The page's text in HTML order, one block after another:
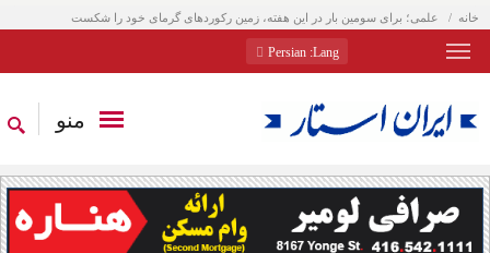
خانه علمی؛ برای سومین بار در این هفته، زمین رکوردهای گرمای خود را شکست
Lang
: Persian
منو